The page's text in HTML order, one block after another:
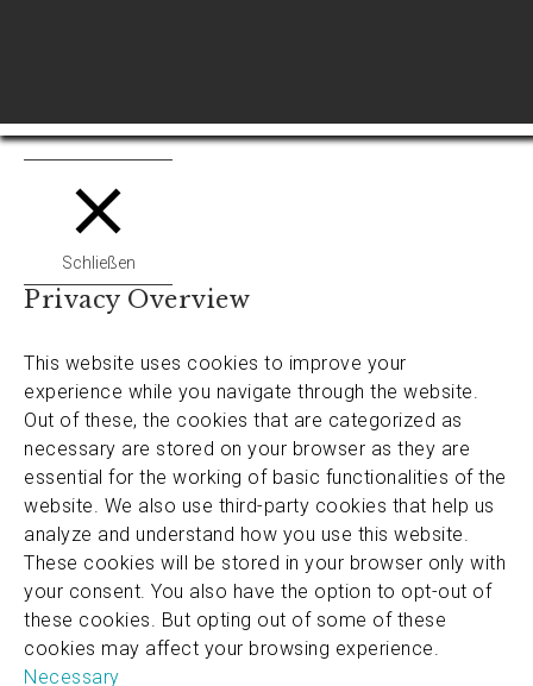
Schließen
Privacy Overview
This website uses cookies to improve your
experience while you navigate through the website.
Out of these, the cookies that are categorized as
necessary are stored on your browser as they are
essential for the working of basic functionalities of the
website. We also use third-party cookies that help us
analyze and understand how you use this website.
These cookies will be stored in your browser only with
your consent. You also have the option to opt-out of
these cookies. But opting out of some of these
cookies may affect your browsing experience.
Necessary